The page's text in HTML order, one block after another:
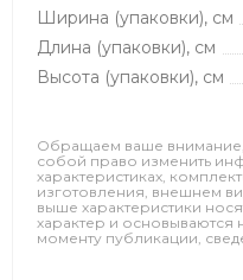
Ширина (упаковки), см
Длина (упаковки), см
Высота (упаковки), см
Обращаем ваше внимание,
собой право изменить
характеристиках,
изготовления, внешнем
выше характеристики
характер и основываются
моменту публикации,